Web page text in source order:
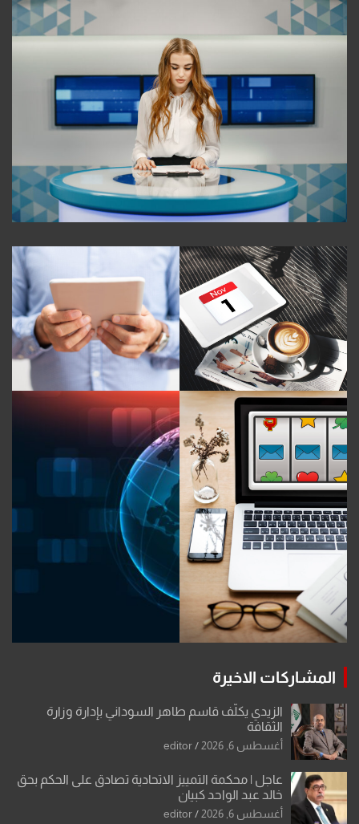
المشاركات الاخيرة
الزيدي يكلّف قاسم طاهر السوداني بإدارة وزارة
الثقافة
أغسطس 6, 2026 editor
عاجل | محكمة التمييز الاتحادية تصادق على الحكم بحق
خالد عبد الواحد كبيان
أغسطس 6, 2026 editor